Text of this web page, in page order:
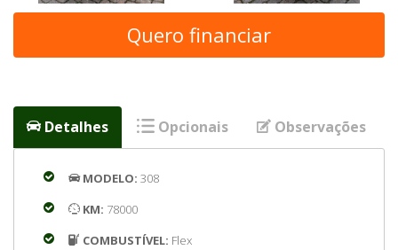
Quero financiar
Detalhes Opcionais Observações
MODELO: 308
KM: 78000
COMBUSTÍVEL: Flex